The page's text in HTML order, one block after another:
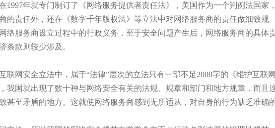
1997年就专门制订了《网络服务提供者责任法》，美国作为一个判例法国家，
的责任外，还在《数字千年版权法》等立法中对网络服务商的责任做细致规
络服务商设立过程中的行政义务，至于安全问题产生后，网络服务商的具体
条款则较少涉及。
联网安全立法中，属于“法律”层次的立法只有一部不足2000字的《维护互联网
我国就出现了数十种与网络安全有关的法规、规章和部门和地方规章，而且
甚至矛盾的地方。这就使网络服务商感到无所适从，对自身的行为缺乏准确